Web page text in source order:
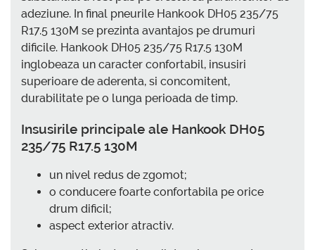
adeziune. In final pneurile Hankook DH05 235/75
R17.5 130M se prezinta avantajos pe drumuri
dificile. Hankook DH05 235/75 R17.5 130M
inglobeaza un caracter confortabil, insusiri
superioare de aderenta, si concomitent,
durabilitate pe o lunga perioada de timp.
Insusirile principale ale Hankook DH05
235/75 R17.5 130M
un nivel redus de zgomot;
o conducere foarte confortabila pe orice
drum dificil;
aspect exterior atractiv.